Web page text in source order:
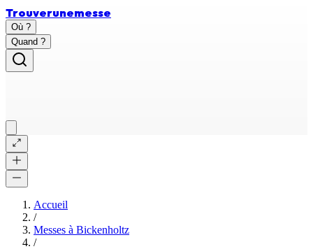
Trouverunemesse
Où ?
Quand ?
Accueil
/
Messes à Bickenholtz
/